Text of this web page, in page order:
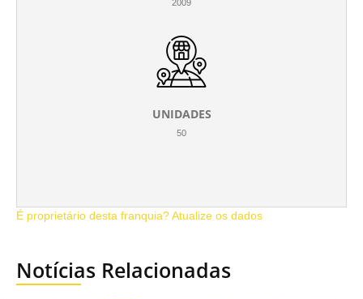
2009
UNIDADES
50
É proprietário desta franquia? Atualize os dados
Notícias Relacionadas